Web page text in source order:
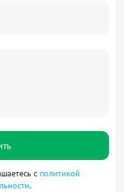
с политикой
.